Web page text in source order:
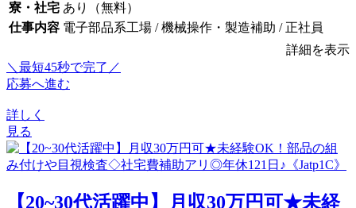
寮・社宅 あり（無料）
仕事内容 電子部品系工場 / 機械操作・製造補助 / 正社員
詳細を表示
＼最短45秒で完了／
応募へ進む
詳しく
見る
【20~30代活躍中】月収30万円可★未経